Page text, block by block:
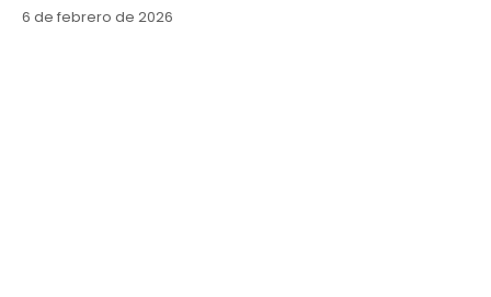
6 de febrero de 2026